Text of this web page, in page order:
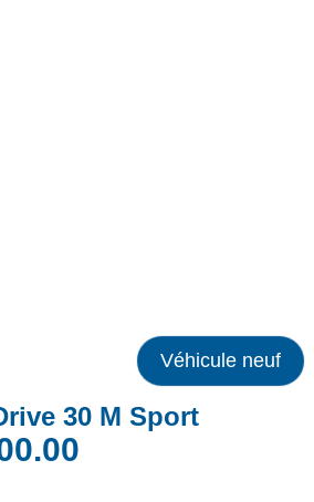
Véhicule neuf
30 M Sport